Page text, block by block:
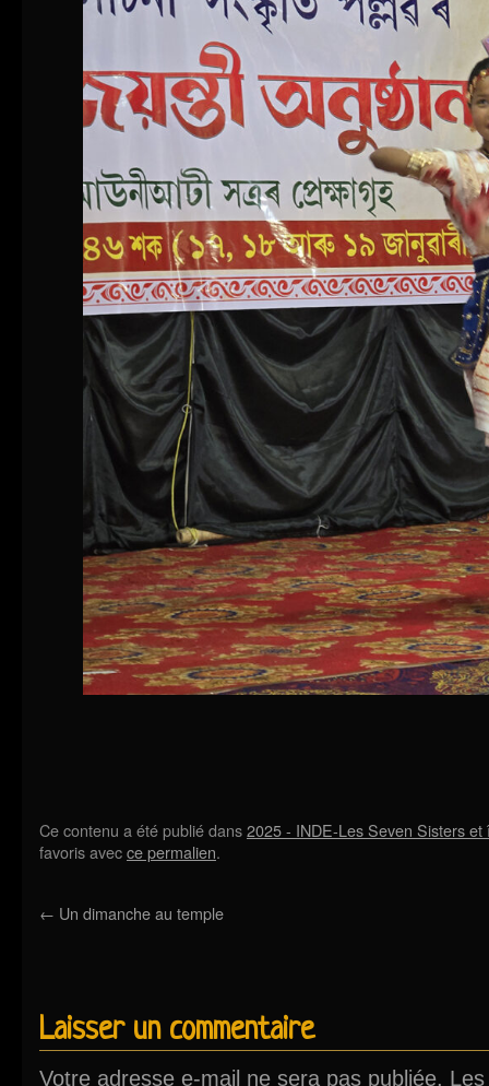
Ce contenu a été publié dans2025 - INDE-Les Seven Sisters
favoris avecce permalien.
← Un dimanche au temple
Laisser un commentaire
Votre adresse e-mail ne sera pas publiée.